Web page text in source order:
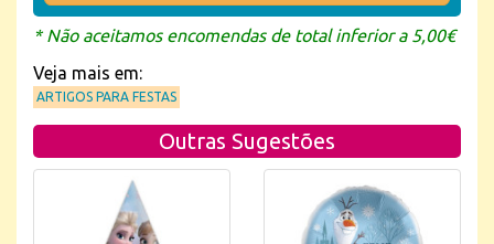
* Não aceitamos encomendas de total inferior a 5,00€
Veja mais em:
ARTIGOS PARA FESTAS
Outras Sugestões